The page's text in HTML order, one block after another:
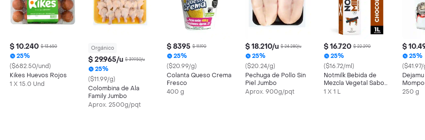
$ 10.240 $ 13.650
25%
($682.50/und)
Kikes Huevos Rojos
1 X 15.0 Und
Orgánico
$ 29.965/u $ 39.950/u
25%
($11.99/g)
Colombina de Ala
Family Jumbo
Aprox. 2500g/pqt
$ 8395 $ 11.190
25%
($20.99/g)
Colanta Queso Crema
Fresco
400 g
$ 18.210/u $ 24.280/u
25%
($20.24/g)
Pechuga de Pollo Sin
Piel Jumbo
Aprox. 900g/pqt
$ 16.720 $ 22.290
25%
($16.72/ml)
Notmilk Bebida de
Mezcla Vegetal Sabor
Chocolate
1 X 1 L
$
25%
250 g